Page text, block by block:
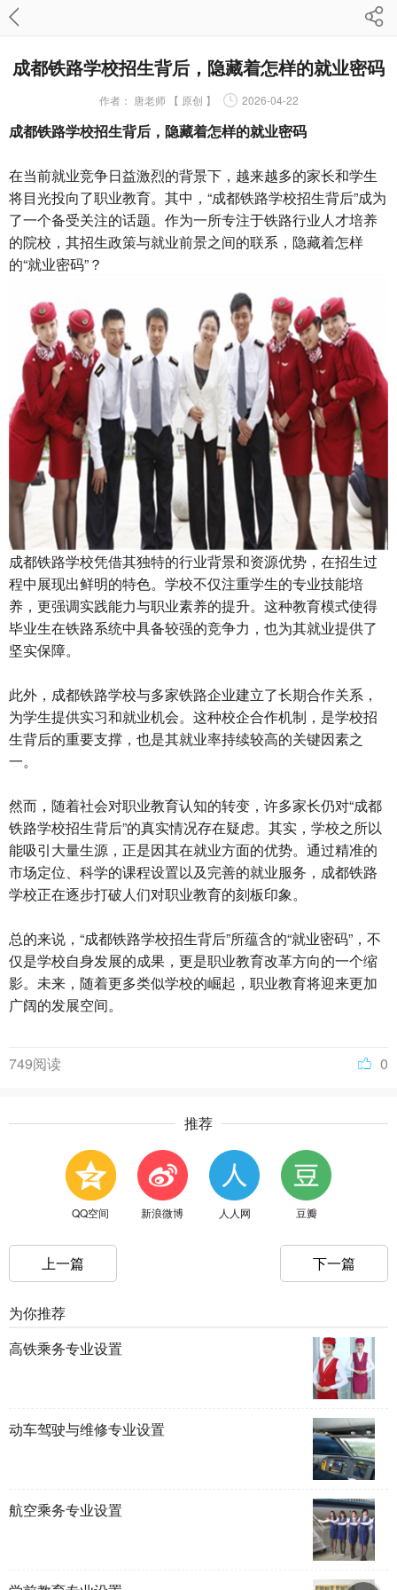
成都铁路学校招生背后，隐藏着怎样的就业密码
作者： 唐老师 【 原创 】 2026-04-22
成都铁路学校招生背后，隐藏着怎样的就业密码
在当前就业竞争日益激烈的背景下，越来越多的家长和学生
将目光投向了职业教育。其中，“成都铁路学校招生背后”成为
了一个备受关注的话题。作为一所专注于铁路行业人才培养
的院校，其招生政策与就业前景之间的联系，隐藏着怎样
的“就业密码”？
成都铁路学校凭借其独特的行业背景和资源优势，在招生过
程中展现出鲜明的特色。学校不仅注重学生的专业技能培
养，更强调实践能力与职业素养的提升。这种教育模式使得
毕业生在铁路系统中具备较强的竞争力，也为其就业提供了
坚实保障。
此外，成都铁路学校与多家铁路企业建立了长期合作关系，
为学生提供实习和就业机会。这种校企合作机制，是学校招
生背后的重要支撑，也是其就业率持续较高的关键因素之
一。
然而，随着社会对职业教育认知的转变，许多家长仍对“成都
铁路学校招生背后”的真实情况存在疑虑。其实，学校之所以
能吸引大量生源，正是因其在就业方面的优势。通过精准的
市场定位、科学的课程设置以及完善的就业服务，成都铁路
学校正在逐步打破人们对职业教育的刻板印象。
总的来说，“成都铁路学校招生背后”所蕴含的“就业密码”，不
仅是学校自身发展的成果，更是职业教育改革方向的一个缩
影。未来，随着更多类似学校的崛起，职业教育将迎来更加
广阔的发展空间。
0
749阅读
推荐
QQ空间 新浪微博 人人网 豆瓣
上一篇 下一篇
为你推荐
高铁乘务专业设置
动车驾驶与维修专业设置
航空乘务专业设置